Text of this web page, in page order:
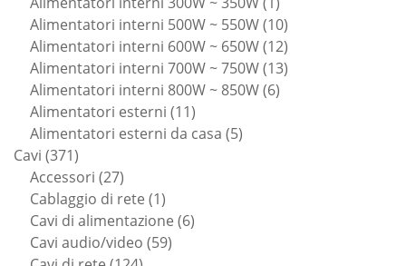
prodotto
Alimentatori interni 500W ~ 550W 1010
prodotti
Alimentatori interni 600W ~ 650W 1212
prodotti
Alimentatori interni 700W ~ 750W 1313
Alimentatori interni 800W ~ 850W 66
Alimentatori esterni 1111
prodotti
Alimentatori esterni da casa 55
Cavi 371371
prodotti
Accessori 2727
prodotti
Cablaggio di rete 11
prodotto
Cavi di alimentazione 66
Cavi audio/video 5959